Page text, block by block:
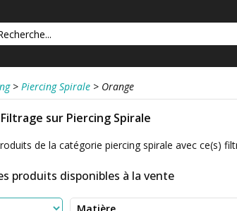
> Piercing Spirale > Orange
sur Piercing Spirale
de la catégorie piercing spirale avec ce(s)
produits disponibles à la vente